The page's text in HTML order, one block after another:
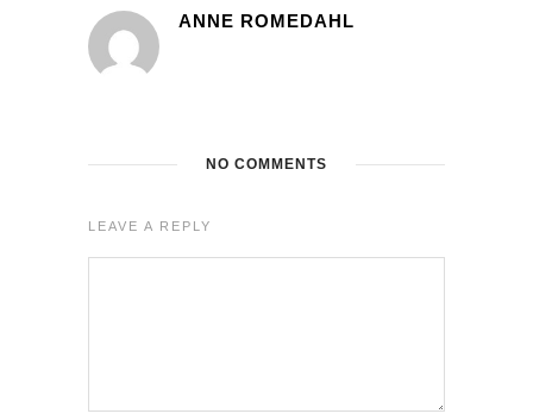
ANNE ROMEDAHL
NO COMMENTS
LEAVE A REPLY